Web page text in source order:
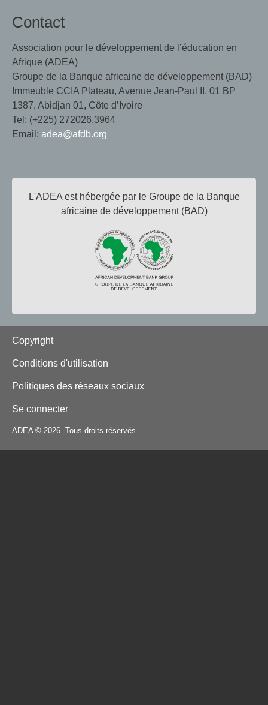
Contact
Association pour le développement de l’éducation en
Afrique (ADEA)
Groupe de la Banque africaine de développement (BAD)
Immeuble CCIA Plateau, Avenue Jean-Paul II, 01 BP
1387, Abidjan 01, Côte d’Ivoire
Tel: (+225) 272026.3964
Email: adea@afdb.org
L'ADEA est hébergée par le Groupe de la Banque
africaine de développement (BAD)
Footer
Copyright
Conditions d'utilisation
Politiques des réseaux sociaux
Se connecter
ADEA © 2026. Tous droits réservés.